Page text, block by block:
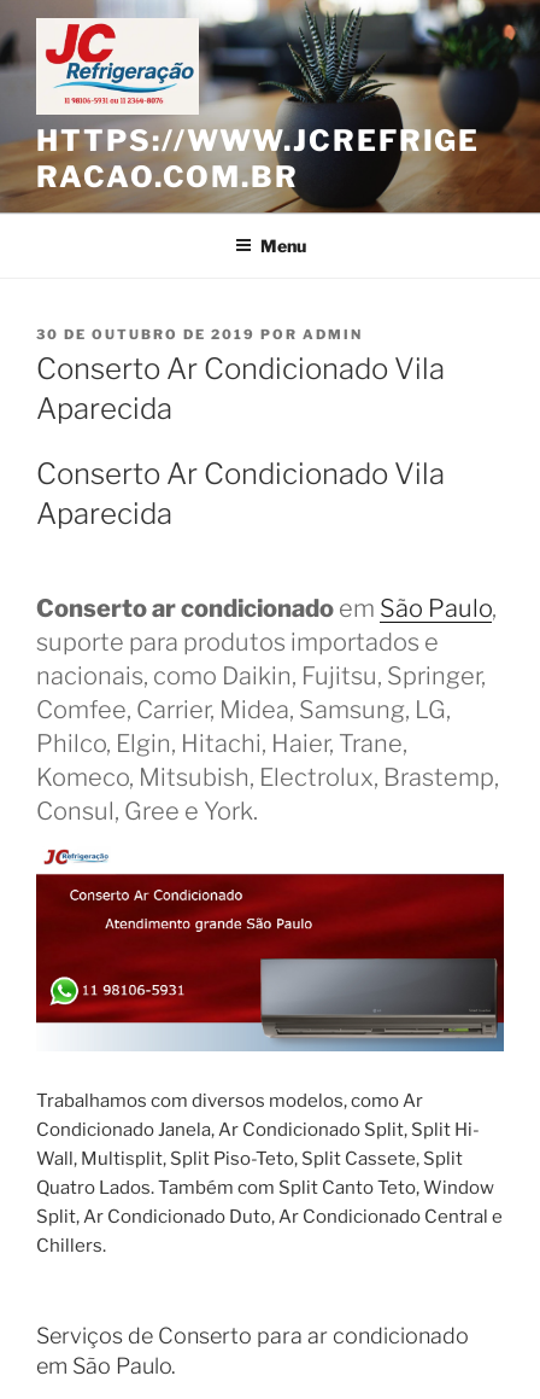
Pular
para
o
conteúdo
HTTPS://WWW.JCREFRIGE
RACAO.COM.BR
Menu
PUBLICADO
EM
30 DE OUTUBRO DE 2019 POR ADMIN
Conserto Ar Condicionado Vila
Aparecida
Conserto Ar Condicionado Vila
Aparecida
Conserto ar condicionado em São Paulo,
suporte para produtos importados e
nacionais, como Daikin, Fujitsu, Springer,
Comfee, Carrier, Midea, Samsung, LG,
Philco, Elgin, Hitachi, Haier, Trane,
Komeco, Mitsubish, Electrolux, Brastemp,
Consul, Gree e York.
Trabalhamos com diversos modelos, como Ar
Condicionado Janela, Ar Condicionado Split, Split Hi-
Wall, Multisplit, Split Piso-Teto, Split Cassete, Split
Quatro Lados. Também com Split Canto Teto, Window
Split, Ar Condicionado Duto, Ar Condicionado Central e
Chillers.
Serviços de Conserto para ar condicionado
em São Paulo.